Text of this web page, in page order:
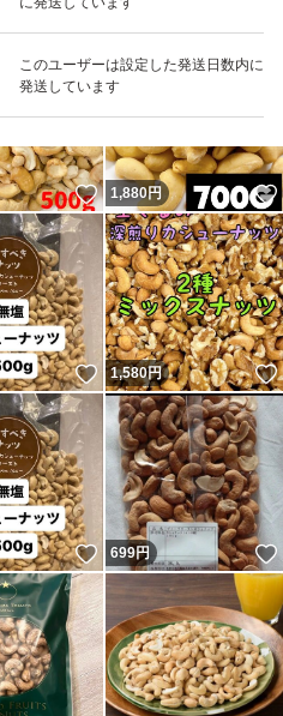
このユーザーは設定した発送日数内に
発送しています
いいね！
1,099
いいね！
1,880円
いいね！
1,580円
いいね！
699円